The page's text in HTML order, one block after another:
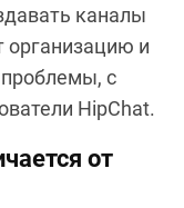
каналы
организацию и
с
HipChat.
от